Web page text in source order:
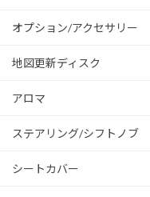
オプション/アクセサリー
地図更新ディスク
アロマ
ステアリング/シフトノブ
シートカバー